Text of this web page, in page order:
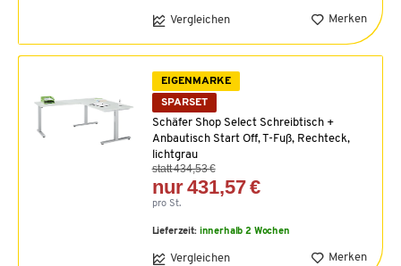
Vergleichen Merken
EIGENMARKE
SPARSET
Schäfer Shop Select Schreibtisch +
Anbautisch Start Off, T-Fuß, Rechteck,
lichtgrau
statt 434,53 €
nur 431,57 €
pro St.
Lieferzeit: innerhalb 2 Wochen
Vergleichen Merken